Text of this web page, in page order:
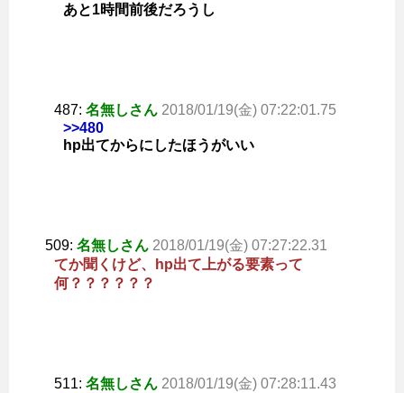
あと1時間前後だろうし
487: 名無しさん 2018/01/19(金) 07:22:01.75
>>480
hp出てからにしたほうがいい
509: 名無しさん 2018/01/19(金) 07:27:22.31
てか聞くけど、hp出て上がる要素って
何？？？？？？
511: 名無しさん 2018/01/19(金) 07:28:11.43